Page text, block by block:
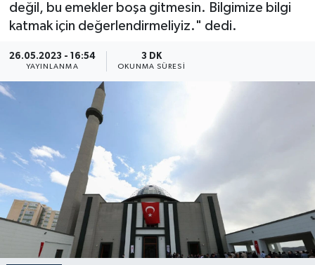
değil, bu emekler boşa gitmesin. Bilgimize bilgi
katmak için değerlendirmeliyiz." dedi.
26.05.2023 - 16:54
YAYINLANMA
3 DK
OKUNMA SÜRESI
Amasya Müftülüğü
Antalya Müftülüğü
Ardahan Müftülüğü
Artvin Müftülüğü
Aydın Müftülüğü
Balıkesir Müftülüğü
Bartın Müftülüğü
Diyanet Takvimi
Hadislerle İslam
Kurban
Mukabele
Peygamberimizin Hayatı
Ramazan
DİYANET eKİTAP
TDV
Hutbeler
DİYANET AKADEMİ
DİYANET GENÇLİK
DİYANET RADYO/TV
DEPREM
Tüm Manşetler
Haber Arşivi